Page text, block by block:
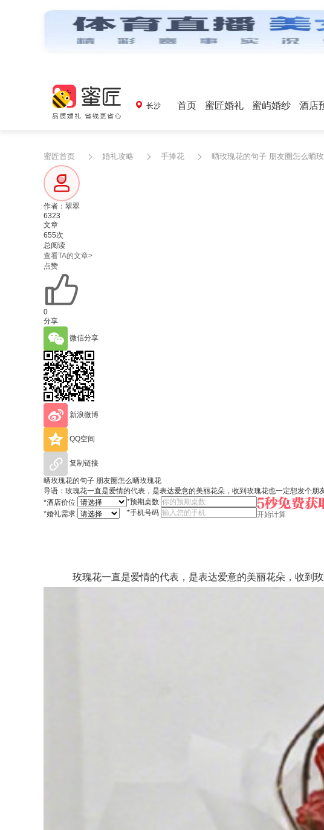
长沙 首页 蜜匠婚礼 蜜屿婚纱 酒店
蜜匠首页 婚礼攻略 手捧花 晒玫瑰花的句子 朋友圈怎么晒
作者：翠翠
6323
文章
655次
总阅读
查看TA的文章>
点赞
0
分享
微信分享
新浪微博
QQ空间
复制链接
晒玫瑰花的句子 朋友圈怎么晒玫瑰花
导语：玫瑰花一直是爱情的代表，是表达爱意的美丽花朵，收到玫瑰花也一定想发个
*酒店价位
*婚礼需求
*预期桌数
*手机号码
开始计算
玫瑰花一直是爱情的代表，是表达爱意的美丽花朵，收到玫